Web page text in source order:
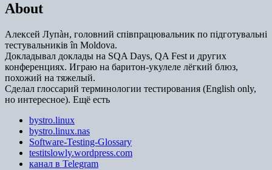
About
Алексей Лупàн, головний спiвпрацювальник по підготувальні
тестувальників în Moldova.
Докладывал доклады на SQA Days, QA Fest и других
конференциях. Играю на баритон-укулеле лёгкий блюз,
похожий на тяжелый.
Сделал глоссарий терминологии тестирования (English only,
но интересное). Ещё есть
bystro.linux
bystro.linux.nas
Software-Testing-Glossary
testitslowly.wordpress.com
канал в Telegram